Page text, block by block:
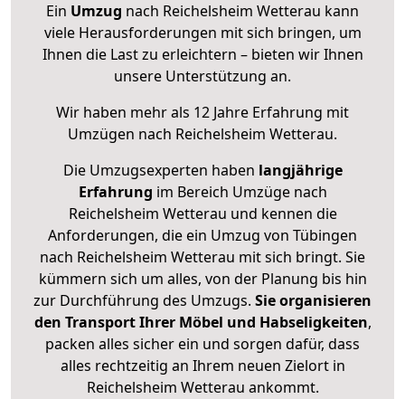
Ein Umzug nach Reichelsheim Wetterau kann
viele Herausforderungen mit sich bringen, um
Ihnen die Last zu erleichtern – bieten wir Ihnen
unsere Unterstützung an.
Wir haben mehr als 12 Jahre Erfahrung mit
Umzügen nach Reichelsheim Wetterau.
Die Umzugsexperten haben langjährige
Erfahrung im Bereich Umzüge nach
Reichelsheim Wetterau und kennen die
Anforderungen, die ein Umzug von Tübingen
nach Reichelsheim Wetterau mit sich bringt. Sie
kümmern sich um alles, von der Planung bis hin
zur Durchführung des Umzugs. Sie organisieren
den Transport Ihrer Möbel und Habseligkeiten,
packen alles sicher ein und sorgen dafür, dass
alles rechtzeitig an Ihrem neuen Zielort in
Reichelsheim Wetterau ankommt.